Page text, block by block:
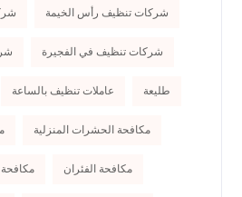
شركات تنظيف رأس الخيمة
شركات تنظيف في الفجيرة
طليعة عاملات تنظيف بالساعة
مكافحة الحشرات المنزلية
مكافحة الفئران مكافحة